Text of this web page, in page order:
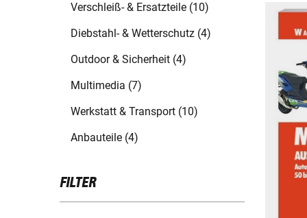
Verschleiß- & Ersatzteile (10)
Diebstahl- & Wetterschutz (4)
Outdoor & Sicherheit (4)
Multimedia (7)
Werkstatt & Transport (10)
Anbauteile (4)
FILTER